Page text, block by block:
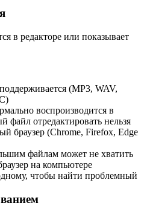
в редакторе или показывает
(MP3, WAV,
воспроизводится в
отредактировать нельзя
браузер (Chrome, Firefox, Edge
файлам может не хватить
на компьютере
чтобы найти проблемный